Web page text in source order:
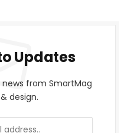
Updates
from SmartMag
design.